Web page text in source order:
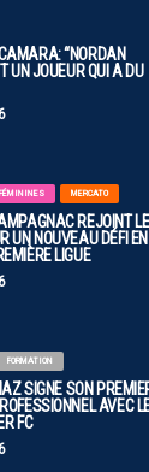
“NORDAN
UN JOUEUR QUI A DU
FÉMININES MERCATO
REJOINT LE
UN NOUVEAU DÉFI EN
LIGUE
FORMATION
SIGNE SON
AVEC
FC
où
que la
Reste
prochains
qui avance.
POUR TÉJI
À LA
&